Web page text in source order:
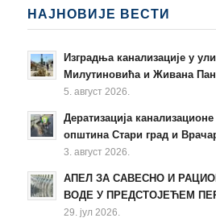
НАЈНОВИЈЕ ВЕСТИ
Изградња канализације у
Милутиновића и Живана
5. август 2026.
Дератизација
општина Стари град и
3. август 2026.
АПЕЛ ЗА САВЕСНО И
ВОДЕ У ПРЕДСТОЈЕЋЕМ
29. јул 2026.